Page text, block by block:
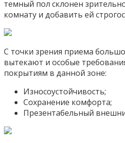
темный пол склонен
комнату и добавить ей
С точки зрения приема
вытекают и особые
покрытиям в данной зоне:
Износоустойчивость;
Сохранение комфорта;
Презентабельный